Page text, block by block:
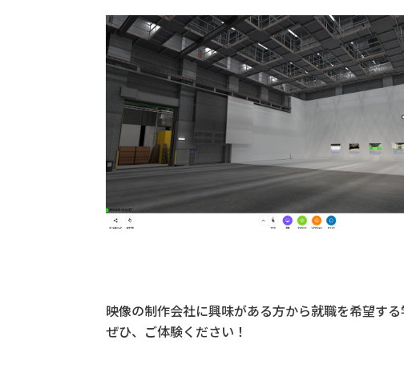
映像の制作会社に興味がある方から就職を希望す
ぜひ、ご体験ください！